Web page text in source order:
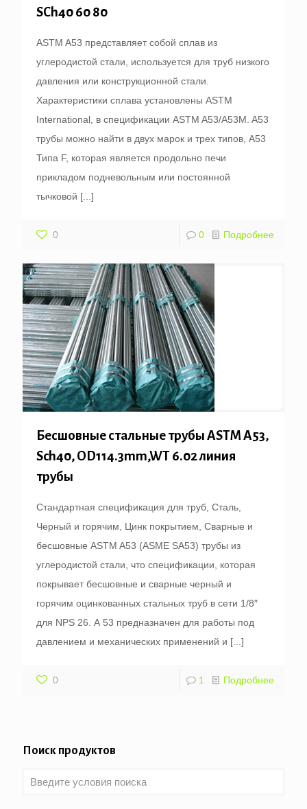
SCh40 60 80
ASTM A53 представляет собой сплав из
углеродистой стали, используется для труб низкого
давления или конструкционной стали.
Характеристики сплава установлены ASTM
International, в спецификации ASTM A53/A53M. A53
трубы можно найти в двух марок и трех типов, A53
Типа F, которая является продольно печи
прикладом подневольным или постоянной
тычковой [...]
0 0 Подробнее
Бесшовные стальные трубы ASTM A53,
Sch40, OD114.3mm,WT 6.02 линия
трубы
Стандартная спецификация для труб, Сталь,
Черный и горячим, Цинк покрытием, Сварные и
бесшовные ASTM A53 (ASME SA53) трубы из
углеродистой стали, что спецификации, которая
покрывает бесшовные и сварные черный и
горячим оцинкованных стальных труб в сети 1/8″
для NPS 26. А 53 предназначен для работы под
давлением и механических применений и [...]
0 1 Подробнее
Поиск продуктов